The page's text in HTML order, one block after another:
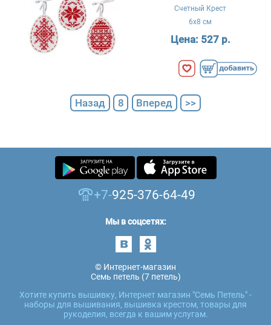
Счетный Крест
6x8 см
Цена: 527 р.
Назад 8 Вперед >>
+7-925-376-64-49
Мы в соцсетях:
© Интернет-магазин
Семь петель (7 петель)
Хотите купить вышивку, Интернет магазин "Семь Петель" -
наборы для вышивания, вышивка крестом, товары для
рукоделия, всегда к вашим услугам.